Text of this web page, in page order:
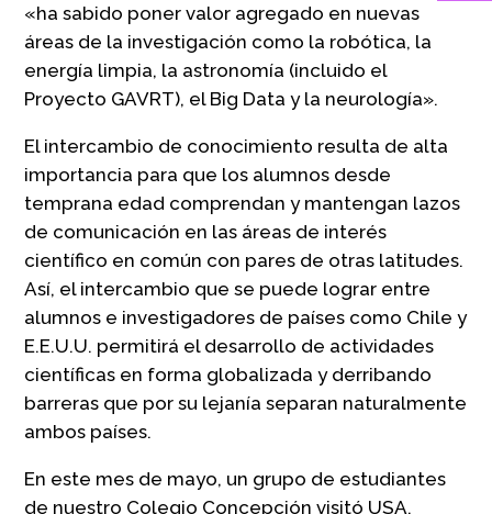
«ha sabido poner valor agregado en nuevas
áreas de la investigación como la robótica, la
energía limpia, la astronomía (incluido el
Proyecto GAVRT), el Big Data y la neurología».
El intercambio de conocimiento resulta de alta
importancia para que los alumnos desde
temprana edad comprendan y mantengan lazos
de comunicación en las áreas de interés
científico en común con pares de otras latitudes.
Así, el intercambio que se puede lograr entre
alumnos e investigadores de países como Chile y
E.E.U.U. permitirá el desarrollo de actividades
científicas en forma globalizada y derribando
barreras que por su lejanía separan naturalmente
ambos países.
En este mes de mayo, un grupo de estudiantes
de nuestro Colegio Concepción visitó USA,